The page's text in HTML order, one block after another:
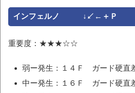
インフェルノ ↓↙←＋Ｐ
重要度：★★★☆☆
弱ー発生：１４Ｆ ガード硬直
中ー発生：１６Ｆ ガード硬直